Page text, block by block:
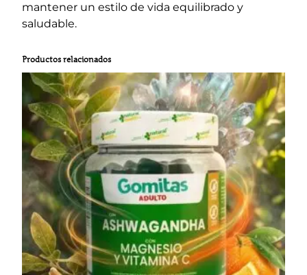
mantener un estilo de vida equilibrado y
saludable.
Productos relacionados